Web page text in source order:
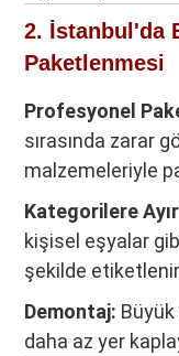
2. İstanbul'da
Paketlenmesi
Profesyonel
sırasında zarar
malzemeleriyle
Kategorilere
kişisel eşyalar
şekilde
Demontaj:
daha az yer